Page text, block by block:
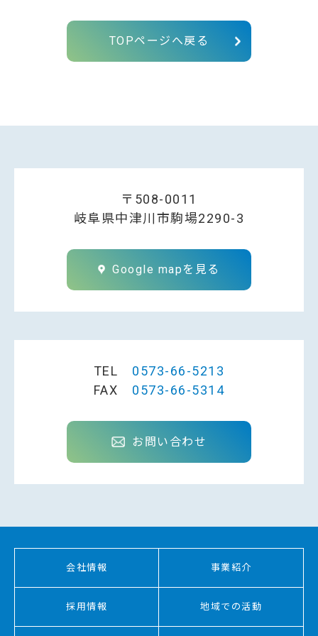
TOPページへ戻る
〒508-0011
岐阜県中津川市駒場2290-3
Google mapを見る
TEL
0573-66-5213
FAX
0573-66-5314
お問い合わせ
会社情報 事業紹介
採用情報 地域での活動